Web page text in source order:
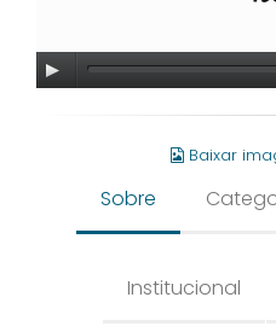
Baixar
Sobre
Institucional